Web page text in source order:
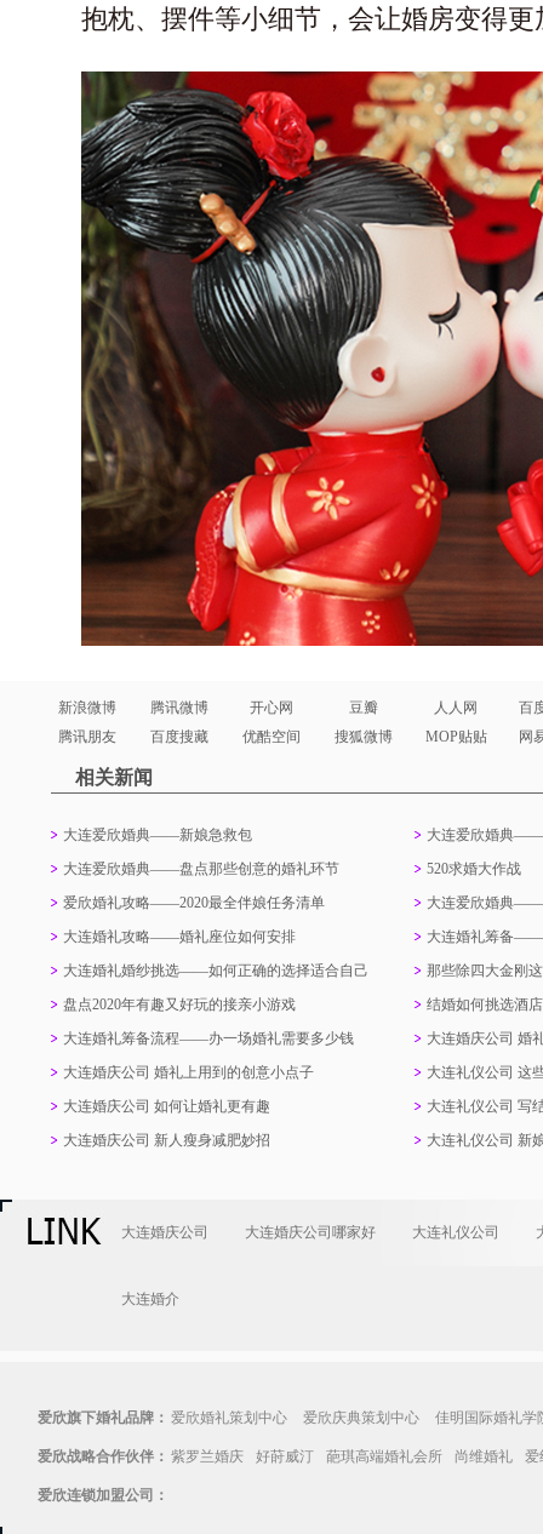
抱枕、摆件等小细节，会让婚房变得更
新浪微博 腾讯微博 开心网 豆瓣 人人网
百
腾讯朋友
百度搜藏 优酷空间 搜狐微博 MOP贴贴 网
相关新闻
大连爱欣婚典——新娘急救包
大连爱欣婚典——
大连爱欣婚典——盘点那些创意的婚礼环节
520求婚大作战
爱欣婚礼攻略——2020最全伴娘任务清单
大连爱欣婚典——
大连婚礼攻略——婚礼座位如何安排
大连婚礼筹备——
大连婚礼婚纱挑选——如何正确的选择适合自己
的婚纱
那些除四大金刚
物品
盘点2020年有趣又好玩的接亲小游戏
结婚如何挑选酒店
大连婚礼筹备流程——办一场婚礼需要多少钱
大连婚庆公司 婚
大连婚庆公司 婚礼上用到的创意小点子
大连礼仪公司 这
大连婚庆公司 如何让婚礼更有趣
大连礼仪公司 写
大连婚庆公司 新人瘦身减肥妙招
大连礼仪公司 新
大连婚庆公司 大连婚庆公司哪家好 大连礼仪公司
大连婚介
爱欣旗下婚礼品牌： 爱欣婚礼策划中心 爱欣庆典策划中心 佳明国际婚礼学
爱欣战略合作伙伴： 紫罗兰婚庆 好莳威汀 葩琪高端婚礼会所 尚维婚礼 爱
爱欣连锁加盟公司：